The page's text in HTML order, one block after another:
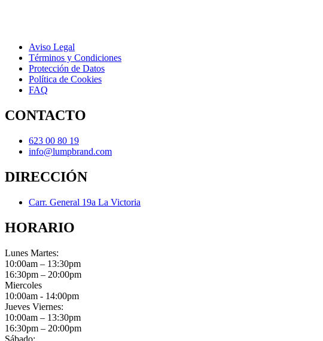
Aviso Legal
Términos y Condiciones
Protección de Datos
Política de Cookies
FAQ
CONTACTO
623 00 80 19
info@lumpbrand.com
DIRECCIÓN
Carr. General 19a La Victoria
HORARIO
Lunes Martes:
10:00am – 13:30pm
16:30pm – 20:00pm
Miercoles
10:00am - 14:00pm
Jueves Viernes:
10:00am – 13:30pm
16:30pm – 20:00pm
Sábado: